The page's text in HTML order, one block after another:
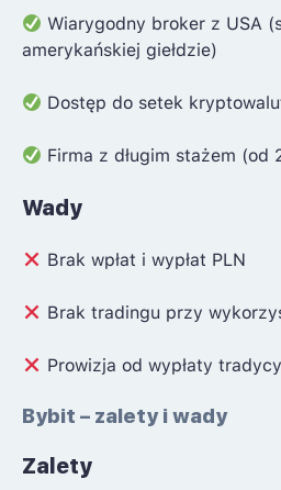
Wiarygodny broker z USA
amerykańskiej giełdzie)
Dostęp do setek
Firma z długim stażem (od
Wady
Brak wpłat i wypłat PLN
Brak tradingu przy
Prowizja od wypłaty
Bybit – zalety i wady
Zalety